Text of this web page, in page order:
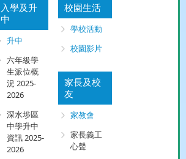
入學及升
中
升中
六年級學
生派位概
況 2025-
2026
深水埗區
中學升中
資訊 2025-
2026
校園生活
學校活動
校園影片
家長及校
友
家教會
家長義工
心聲